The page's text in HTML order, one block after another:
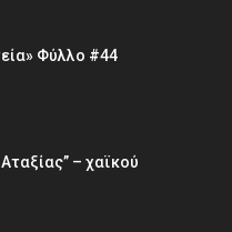
Φύλλο #44
– χαϊκού